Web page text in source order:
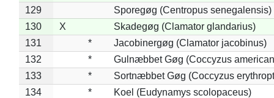
129
Sporegøg (Centropus senegalensis)
130
X
Skadegøg (Clamator glandarius)
131
*
Jacobinergøg (Clamator jacobinus)
132
*
Gulnæbbet Gøg (Coccyzus
133
*
Sortnæbbet Gøg (Coccyzus
134
*
Koel (Eudynamys scolopaceus)